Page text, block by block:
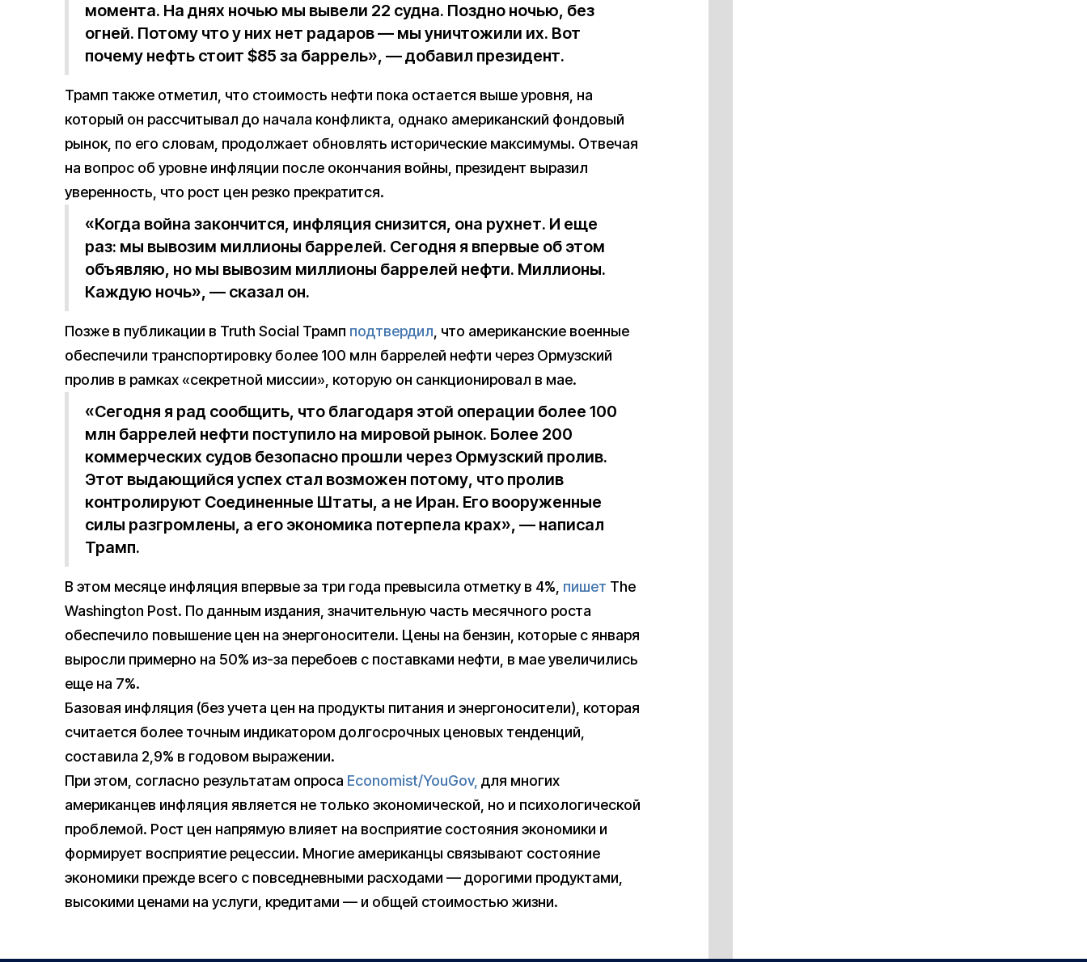
момента. На днях ночью мы вывели 22 судна. Поздно ночью, без
огней. Потому что у них нет радаров — мы уничтожили их. Вот
почему нефть стоит $85 за баррель», — добавил президент.
Трамп также отметил, что стоимость нефти пока остается выше уровня, на
который он рассчитывал до начала конфликта, однако американский фондовый
рынок, по его словам, продолжает обновлять исторические максимумы. Отвечая
на вопрос об уровне инфляции после окончания войны, президент выразил
уверенность, что рост цен резко прекратится.
«Когда война закончится, инфляция снизится, она рухнет. И еще
раз: мы вывозим миллионы баррелей. Сегодня я впервые об этом
объявляю, но мы вывозим миллионы баррелей нефти. Миллионы.
Каждую ночь», — сказал он.
Позже в публикации в Truth Social Трамп подтвердил, что американские военные
обеспечили транспортировку более 100 млн баррелей нефти через Ормузский
пролив в рамках «секретной миссии», которую он санкционировал в мае.
«Сегодня я рад сообщить, что благодаря этой операции более 100
млн баррелей нефти поступило на мировой рынок. Более 200
коммерческих судов безопасно прошли через Ормузский пролив.
Этот выдающийся успех стал возможен потому, что пролив
контролируют Соединенные Штаты, а не Иран. Его вооруженные
силы разгромлены, а его экономика потерпела крах», — написал
Трамп.
В этом месяце инфляция впервые за три года превысила отметку в 4%, пишет The
Washington Post. По данным издания, значительную часть месячного роста
обеспечило повышение цен на энергоносители. Цены на бензин, которые с января
выросли примерно на 50% из-за перебоев с поставками нефти, в мае увеличились
еще на 7%.
Базовая инфляция (без учета цен на продукты питания и энергоносители), которая
считается более точным индикатором долгосрочных ценовых тенденций,
составила 2,9% в годовом выражении.
При этом, согласно результатам опроса Economist/YouGov, для многих
американцев инфляция является не только экономической, но и психологической
проблемой. Рост цен напрямую влияет на восприятие состояния экономики и
формирует восприятие рецессии. Многие американцы связывают состояние
экономики прежде всего с повседневными расходами — дорогими продуктами,
высокими ценами на услуги, кредитами — и общей стоимостью жизни.